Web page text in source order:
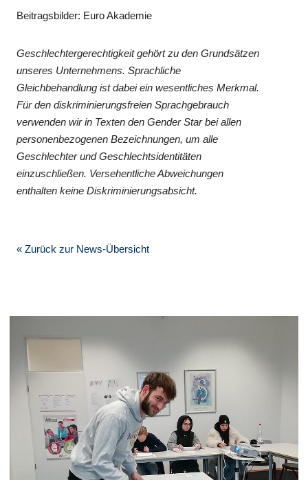
Beitragsbilder: Euro Akademie
Geschlechtergerechtigkeit gehört zu den Grundsätzen
unseres Unternehmens. Sprachliche
Gleichbehandlung ist dabei ein wesentliches Merkmal.
Für den diskriminierungsfreien Sprachgebrauch
verwenden wir in Texten den Gender Star bei allen
personenbezogenen Bezeichnungen, um alle
Geschlechter und Geschlechtsidentitäten
einzuschließen. Versehentliche Abweichungen
enthalten keine Diskriminierungsabsicht.
« Zurück zur News-Übersicht